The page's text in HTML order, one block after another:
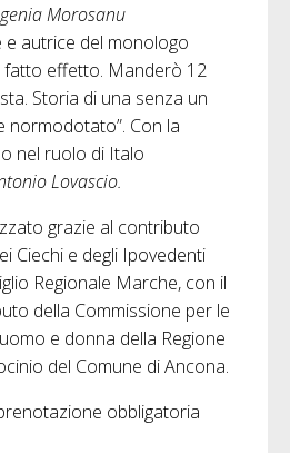
Morosanu
e autrice del monologo
fatto effetto. Manderò 12
Storia di una senza un
normodotato”. Con la
nel ruolo di Italo
Lovascio.
grazie al contributo
Ciechi e degli Ipovedenti
Regionale Marche, con il
della Commissione per le
e donna della Regione
del Comune di Ancona.
obbligatoria